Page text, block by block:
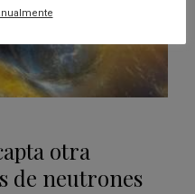
otra
de neutrones